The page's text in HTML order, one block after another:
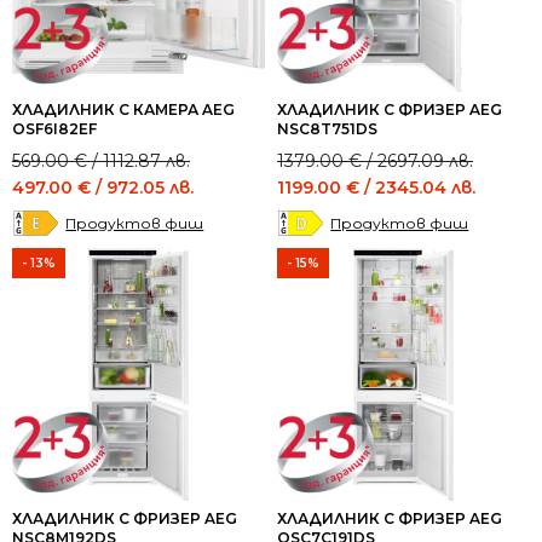
ХЛАДИЛНИК С КАМЕРА AEG
OSF6I82EF
569.00€/ 1112.87 лв.
Original
price
was:
569.00 €
1112.87 лв..
497.00 € / 972.05 лв.
Current
price
is:
497.00 €
972.05 лв..
Продуктов фиш
ХЛАДИЛНИК С ФРИЗЕР AEG
NSC8T751DS
1379.00€/ 2697.09 лв.
Original
price
was:
1379.00 €
2697.09 лв..
1199.00 € / 2345.04 лв.
Current
price
is:
1199.00 €
2345.04 лв..
Продуктов фиш
- 13%
ХЛАДИЛНИК С ФРИЗЕР AEG
NSC8M192DS
- 15%
ХЛАДИЛНИК С ФРИЗЕР AEG
OSC7C191DS